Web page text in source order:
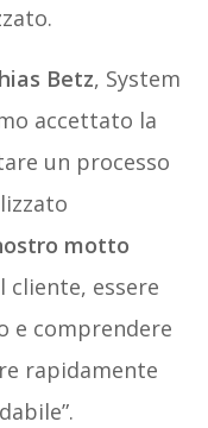
Betz, System
accettato la
un processo
motto
cliente, essere
e comprendere
rapidamente